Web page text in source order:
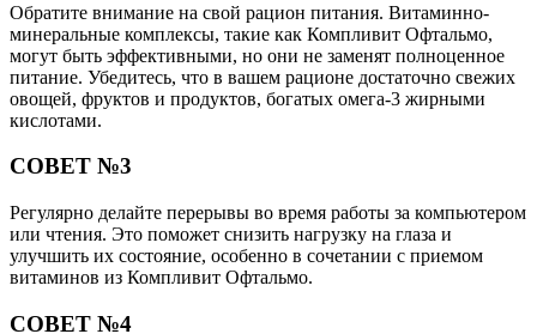
Обратите внимание на свой рацион питания. Витаминно-
минеральные комплексы, такие как Компливит Офтальмо,
могут быть эффективными, но они не заменят полноценное
питание. Убедитесь, что в вашем рационе достаточно свежих
овощей, фруктов и продуктов, богатых омега-3 жирными
кислотами.
СОВЕТ №3
Регулярно делайте перерывы во время работы за компьютером
или чтения. Это поможет снизить нагрузку на глаза и
улучшить их состояние, особенно в сочетании с приемом
витаминов из Компливит Офтальмо.
СОВЕТ №4